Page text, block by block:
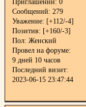
Приглашений: 0
Сообщений: 279
Уважение: [+112/-4]
Позитив: [+160/-3]
Пол: Женский
Провел на форуме:
9 дней 10 часов
Последний визит:
2023-06-15 23:47:44